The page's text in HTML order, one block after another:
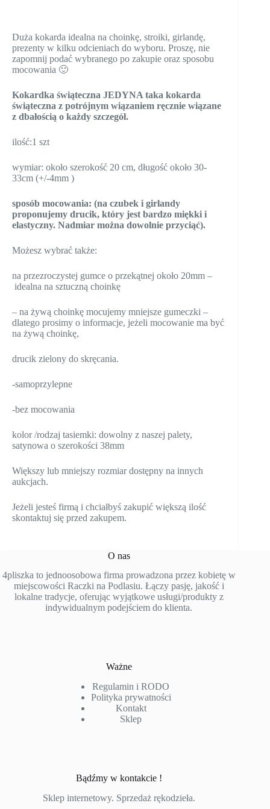
Duża kokarda idealna na choinkę, stroiki, girlandę,
prezenty w kilku odcieniach do wyboru. Proszę, nie
zapomnij podać wybranego po zakupie oraz sposobu
mocowania 🙂
Kokardka świąteczna JEDYNA taka kokarda
świąteczna z potrójnym wiązaniem ręcznie wiązane
z dbałością o każdy szczegół.
ilość:1 szt
wymiar: około szerokość 20 cm, długość około 30-
33cm (+/-4mm )
sposób mocowania: (na czubek i girlandy
proponujemy drucik, który jest bardzo miękki i
elastyczny. Nadmiar można dowolnie przyciąć).
Możesz wybrać także:
na przezroczystej gumce o przekątnej około 20mm –
idealna na sztuczną choinkę
– na żywą choinkę mocujemy mniejsze gumeczki –
dlatego prosimy o informacje, jeżeli mocowanie ma być
na żywą choinkę,
drucik zielony do skręcania.
-samoprzylepne
-bez mocowania
kolor /rodzaj tasiemki: dowolny z naszej palety,
satynowa o szerokości 38mm
Większy lub mniejszy rozmiar dostępny na innych
aukcjach.
Jeżeli jesteś firmą i chciałbyś zakupić większą ilość
skontaktuj się przed zakupem.
O nas
4pliszka to jednoosobowa firma prowadzona przez kobietę w
miejscowości Raczki na Podlasiu. Łączy pasję, jakość i
lokalne tradycje, oferując wyjątkowe usługi/produkty z
indywidualnym podejściem do klienta.
Ważne
Regulamin i RODO
Polityka prywatności
Kontakt
Sklep
Bądźmy w kontakcie !
Sklep internetowy. Sprzedaż rękodzieła.